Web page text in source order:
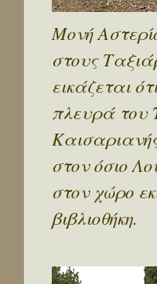
Μονή
στους
εικάζεται
πλευρά του
στον όσιο
στον χώρο
βιβλιοθήκη.